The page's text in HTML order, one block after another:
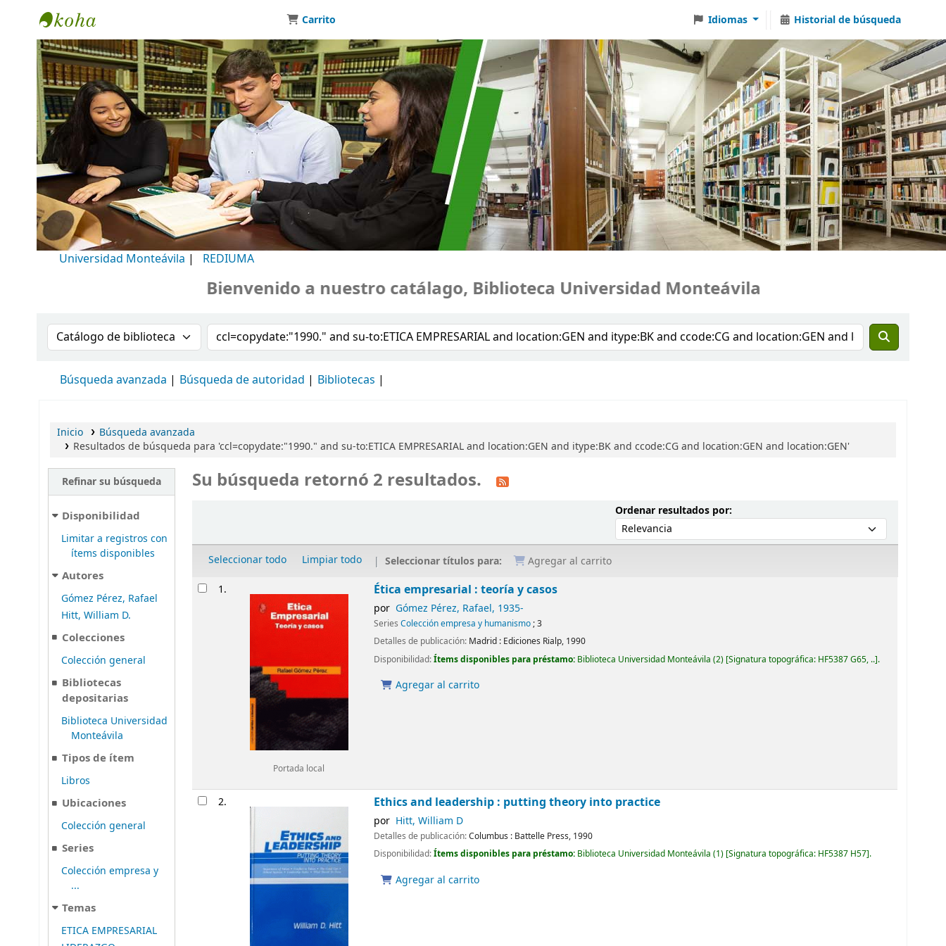
Biblioteca Universidad Monteávila
Carrito Idiomas Historial de búsqueda
Universidad Monteávila | REDIUMA
Bienvenido a nuestro catálago, Biblioteca Universidad Monteávila
Buscar en el catálogo por:Buscar en el catálogo
Búsqueda avanzada Búsqueda de autoridad Bibliotecas
Inicio
Búsqueda avanzada
Resultados de búsqueda para 'ccl=copydate:"1990." and su-to:ETICA EMPRESARIAL and location:GEN and itype:BK and ccode:CG and location:GEN and location:GEN'
Refinar su búsqueda
Disponibilidad
Limitar a registros con
ítems disponibles
Autores
Gómez Pérez, Rafael
Hitt, William D.
Colecciones
Colección general
Bibliotecas
depositarias
Biblioteca Universidad
Monteávila
Tipos de ítem
Libros
Ubicaciones
Colección general
Series
Colección empresa y
...
Temas
ETICA EMPRESARIAL
Su búsqueda retornó 2 resultados.
Ordenar resultados por:Ordenar por:
Seleccionar todo Limpiar todo Seleccionar títulos para: Agregar al carrito
Resultados
1.
Portada local
Ética empresarial : teoría y casos
por Gómez Pérez, Rafael, 1935-
SeriesColección empresa y humanismo; 3
Detalles de publicación: Madrid : Ediciones Rialp, 1990
Disponibilidad:Ítems disponibles para préstamo: Biblioteca Universidad Monteávila (2) Signatura topográfica: HF5387 G65, .. .
Agregar al carrito
2. Ethics and leadership : putting theory into practice
por Hitt, William D
Detalles de publicación:Columbus : Battelle Press, 1990
Disponibilidad:Ítems disponibles para préstamo: Biblioteca Universidad Monteávila (1) Signatura topográfica: HF5387 H57 .
Agregar al carrito